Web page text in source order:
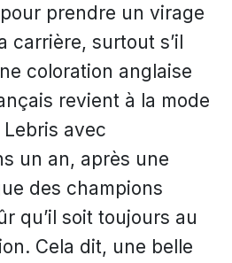
prendre un virage
carrière, surtout s’il
coloration anglaise
revient à la mode
avec
un an, après une
des champions
qu’il soit toujours au
Cela dit, une belle